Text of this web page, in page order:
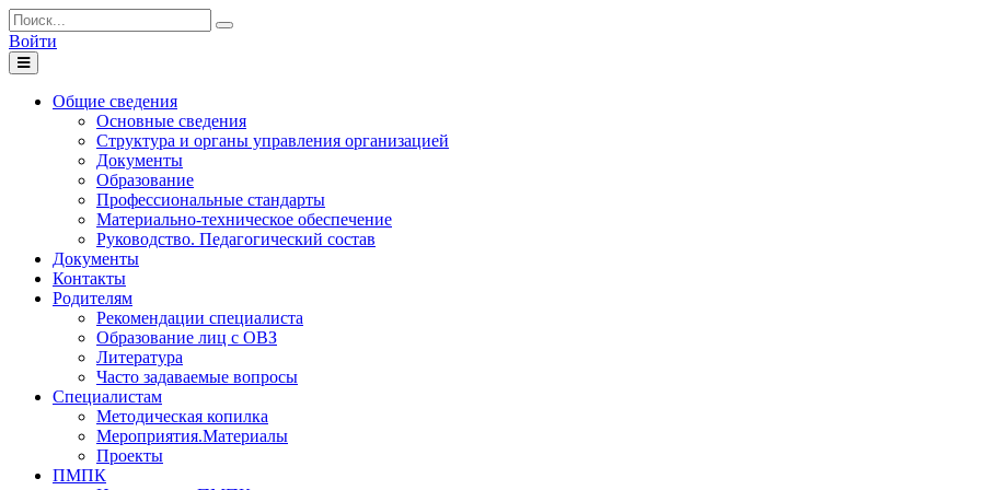
Войти
Toggle
navigation
Общие сведения
Основные сведения
Структура и органы управления организацией
Документы
Образование
Профессиональные стандарты
Материально-техническое обеспечение
Руководство. Педагогический состав
Документы
Контакты
Родителям
Рекомендации специалиста
Образование лиц с ОВЗ
Литература
Часто задаваемые вопросы
Специалистам
Методическая копилка
Мероприятия.Материалы
Проекты
ПМПК